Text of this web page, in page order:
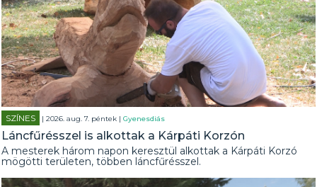
SZÍNES | 2026. aug. 7. péntek |Gyenesdiás
Láncfűrésszel is alkottak a Kárpáti Korzón
A mesterek három napon keresztül alkottak a Kárpáti Korzó
mögötti területen, többen láncfűrésszel.